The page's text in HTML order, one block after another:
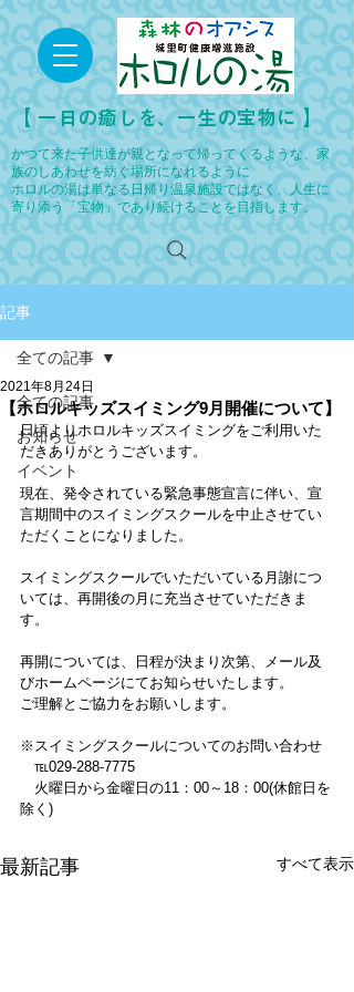
​【 一日の癒しを、一生の宝物に 】
かつて来た子供達が親となって帰ってくるような、家
族のしあわせを紡ぐ場所になれるように
ホロルの湯は単なる日帰り温泉施設ではなく、人生に
寄り添う「宝物」であり続けることを目指します。
記事
全ての記事
お知らせ
イベント
全ての記事
【ホロルキッズスイミング9月開催について】
2021年8月24日
日頃よりホロルキッズスイミングをご利用いた
だきありがとうございます。
現在、発令されている緊急事態宣言に伴い、宣
言期間中のスイミングスクールを中止させてい
ただくことになりました。
スイミングスクールでいただいている月謝につ
いては、再開後の月に充当させていただきま
す。
再開については、日程が決まり次第、メール及
びホームページにてお知らせいたします。
ご理解とご協力をお願いします。
※スイミングスクールについてのお問い合わせ
℡029-288-7775
火曜日から金曜日の11：00～18：00(休館日を
除く)
最新記事 すべて表示